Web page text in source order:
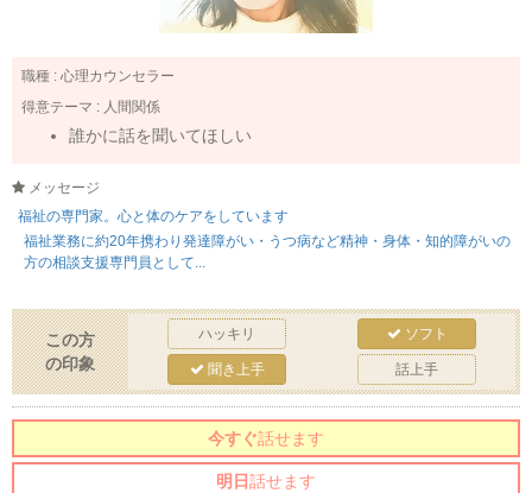
職種 : 心理カウンセラー
得意テーマ : 人間関係
誰かに話を聞いてほしい
メッセージ
福祉の専門家。心と体のケアをしています
福祉業務に約20年携わり発達障がい・うつ病など精神・身体・知的障がいの
方の相談支援専門員として...
この方
の印象
ハッキリ ソフト
聞き上手 話上手
今すぐ話せます
明日話せます